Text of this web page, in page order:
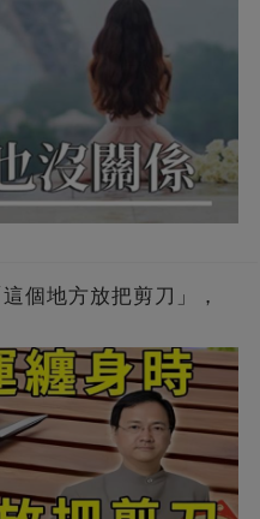
個地方放把剪刀」，